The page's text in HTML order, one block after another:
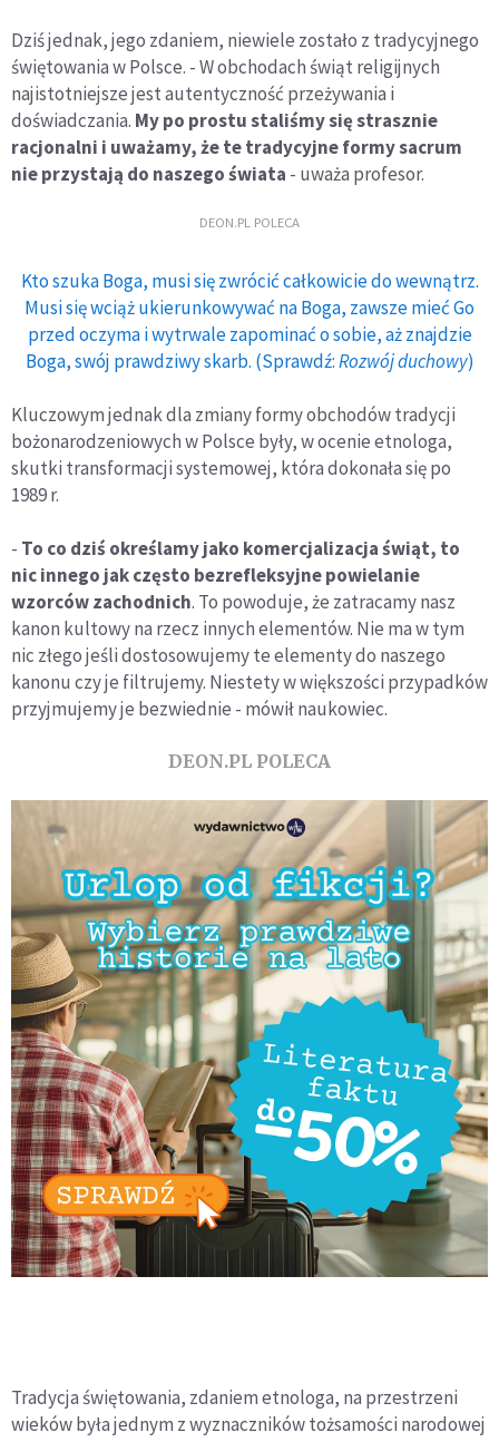
Dziś jednak, jego zdaniem, niewiele zostało z tradycyjnego
świętowania w Polsce. - W obchodach świąt religijnych
najistotniejsze jest autentyczność przeżywania i
doświadczania. My po prostu staliśmy się strasznie
racjonalni i uważamy, że te tradycyjne formy sacrum
nie przystają do naszego świata - uważa profesor.
DEON.PL POLECA
Kto szuka Boga, musi się zwrócić całkowicie do wewnątrz.
Musi się wciąż ukierunkowywać na Boga, zawsze mieć Go
przed oczyma i wytrwale zapominać o sobie, aż znajdzie
Boga, swój prawdziwy skarb. (Sprawdź:Rozwój duchowy)
Kluczowym jednak dla zmiany formy obchodów tradycji
bożonarodzeniowych w Polsce były, w ocenie etnologa,
skutki transformacji systemowej, która dokonała się po
1989 r.
- To co dziś określamy jako komercjalizacja świąt, to
nic innego jak często bezrefleksyjne powielanie
wzorców zachodnich. To powoduje, że zatracamy nasz
kanon kultowy na rzecz innych elementów. Nie ma w tym
nic złego jeśli dostosowujemy te elementy do naszego
kanonu czy je filtrujemy. Niestety w większości przypadków
przyjmujemy je bezwiednie - mówił naukowiec.
DEON.PL POLECA
Tradycja świętowania, zdaniem etnologa, na przestrzeni
wieków była jednym z wyznaczników tożsamości narodowej